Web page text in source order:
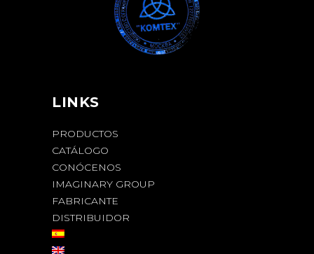
LINKS
PRODUCTOS
CATÁLOGO
CONÓCENOS
IMAGINARY GROUP
FABRICANTE
DISTRIBUIDOR